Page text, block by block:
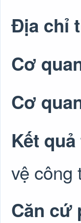
Địa chỉ
Cơ
Cơ
Kết
vệ công
Căn cứ